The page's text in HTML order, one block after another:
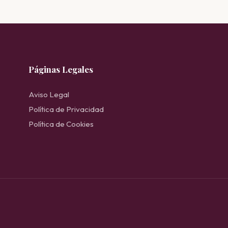
Páginas Legales
Aviso Legal
Política de Privacidad
Política de Cookies